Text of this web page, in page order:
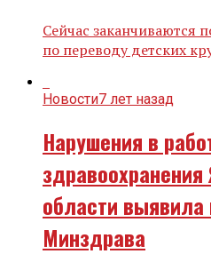
Сейчас заканчиваются
по переводу детских
Новости7 лет назад
Нарушения в
области выявила
Минздрава